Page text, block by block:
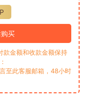
买
款金额和收款金额保持
至此客服邮箱，48小时